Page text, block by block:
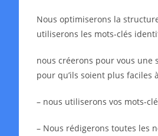
Nous optimiserons la
utiliserons les mots-clés
nous créerons pour vous une
pour qu’ils soient plus
– nous utiliserons vos mots-
– Nous rédigerons toutes les